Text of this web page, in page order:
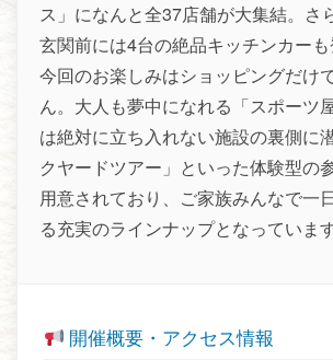
ス」になんと全37店舗が大集結。さ
玄関前には4台の絶品キッチンカーも
今回のお楽しみはショッピングだけ
ん。大人も夢中になれる「スポーツ
は絶対に立ち入れない施設の裏側に
クヤードツアー」といった体験型の
用意されており、ご家族みんなで一
る充実のラインナップとなっています
開催概要・アクセス情報